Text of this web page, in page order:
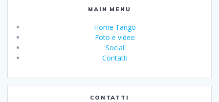
MAIN MENU
Home Tango
Foto e video
Social
Contatti
CONTATTI